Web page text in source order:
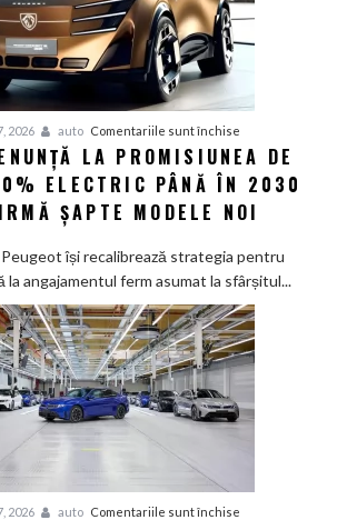
2026 auto Comentariile sunt închise
Peugeot
renunță
la
a
100%
electric
până
2030
șapte
LA PROMISIUNEA DE
ELECTRIC PÂNĂ ÎN 2030
ȘAPTE MODELE NOI
își recalibrează strategia pentru
la angajamentul ferm asumat la sfârșitul...
2026 auto Comentariile sunt închise